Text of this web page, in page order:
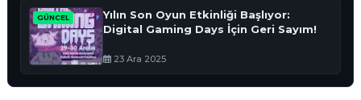
GÜNCEL
Yılın Son Oyun Etkinliği Başlıyor:
Digital Gaming Days İçin Geri Sayım!
23 Ara 2025